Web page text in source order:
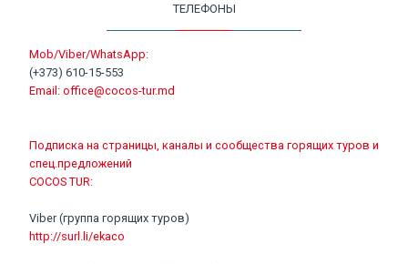
ТЕЛЕФОНЫ
Mob/Viber/WhatsApp:
(+373) 610-15-553
Email: office@cocos-tur.md
Подписка на страницы, каналы и сообщества горящих туров и
спец.предложений
COCOS TUR:
Viber (группа горящих туров)
http://surl.li/ekaco